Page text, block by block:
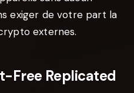
exiger de votre part la
externes.
Free Replicated